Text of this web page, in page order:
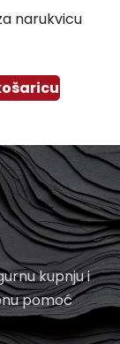
narukvicu
kupnju i
pomoć